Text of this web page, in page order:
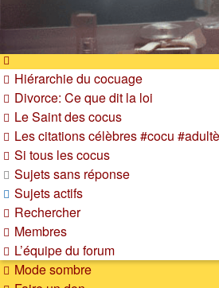
Hiérarchie du cocuage
Divorce: Ce que dit la loi
Le Saint des cocus
Les citations célèbres #cocu
Si tous les cocus
Sujets sans réponse
Sujets actifs
Rechercher
Membres
L’équipe du forum
Mode sombre